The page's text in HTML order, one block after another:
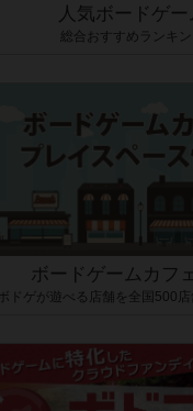
人気ボードゲー
総合おすすめランキン
ボードゲームカフ
ボドゲが遊べる店舗を全国500